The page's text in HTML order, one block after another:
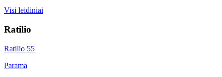
Visi leidiniai
Ratilio
Ratilio 55
Parama